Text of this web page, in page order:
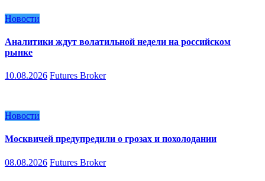
Новости
Аналитики ждут волатильной недели на российском
рынке
10.08.2026 Futures Broker
Новости
Москвичей предупредили о грозах и похолодании
08.08.2026 Futures Broker